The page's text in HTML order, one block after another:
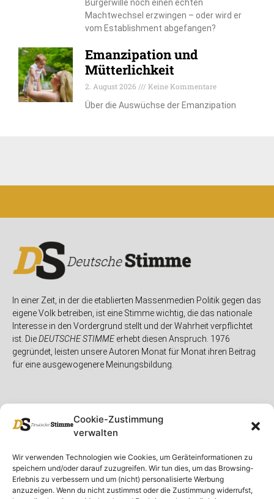
Cookie-Zustimmung
verwalten
Wir verwenden Technologien wie Cookies, um Geräteinformationen zu
speichern und/oder darauf zuzugreifen. Wir tun dies, um das Browsing-
Erlebnis zu verbessern und um (nicht) personalisierte Werbung
anzuzeigen. Wenn du nicht zustimmst oder die Zustimmung widerrufst,
Bürgerwille noch einen echten
Machtwechsel erzwingen – oder wird er
vom Establishment abgefangen?
Emanzipation und
Mütterlichkeit
2. August 2026
Keine Kommentare
Über die Auswüchse der Emanzipation
In einer Zeit, in der die etablierten Massenmedien Politik gegen das
eigene Volk betreiben, ist eine Stimme wichtig, die das nationale
Interesse in den Vordergrund stellt und der Wahrheit verpflichtet
ist. DieDEUTSCHE STIMMEerhebt diesen Anspruch. 1976
gegründet, leisten unsere Autoren Monat für Monat ihren Beitrag
für eine ausgewogenere Meinungsbildung.
Unser Magazin
Spenden
Ausgaben
Rubriken
Deutschland
Ausland
Rechtliches
Rechtliche Hinweise
Impressum